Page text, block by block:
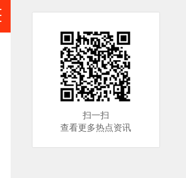
扫一扫
查看更多热点资讯